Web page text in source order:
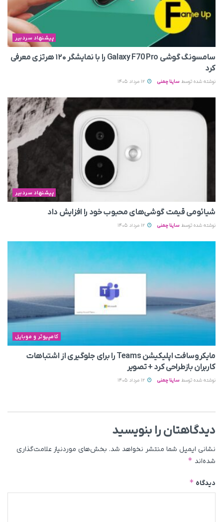
پیشنهاد سردبیر
سامسونگ گوشی Galaxy F70 Pro را با نمایشگر ۱۲۰ هرتزی معرفی
کرد
نوشته شده توسط ساینا چمنی
پیشنهاد سردبیر
شیائومی قیمت گوشی‌های محبوب خود را افزایش داد
نوشته شده توسط ساینا چمنی
کامپیوتر و موبایل
مایکروسافت اپلیکیشن Teams را برای جلوگیری از اشتباهات
کاربران بازطراحی کرد + تصویر
نوشته شده توسط ساینا چمنی
دیدگاهتان را بنویسید
نشانی ایمیل شما منتشر نخواهد شد. بخش‌های موردنیاز علامت‌گذاری
شده‌اند *
دیدگاه *